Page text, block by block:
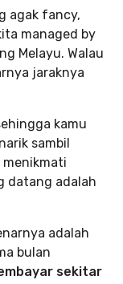
agak fancy,
managed by
Melayu. Walau
jaraknya
kamu
sambil
menikmati
datang adalah
adalah
bulan
sekitar